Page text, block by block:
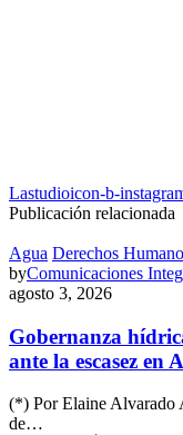
Lastudioicon-b-
Publicación relacionada
Agua Derechos
byComunicaciones
agosto 3, 2026
Gobernanza
ante la escasez en
(*) Por Elaine Alvarado
de…